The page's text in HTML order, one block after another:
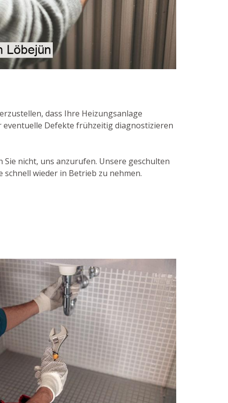
dass Ihre Heizungsanlage
eventuelle Defekte frühzeitig diagnostizieren
nicht, uns anzurufen. Unsere geschulten
wieder in Betrieb zu nehmen.